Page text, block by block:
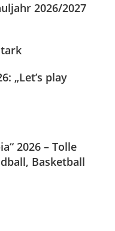
2026/2027
„Let’s play
2026 – Tolle
Basketball